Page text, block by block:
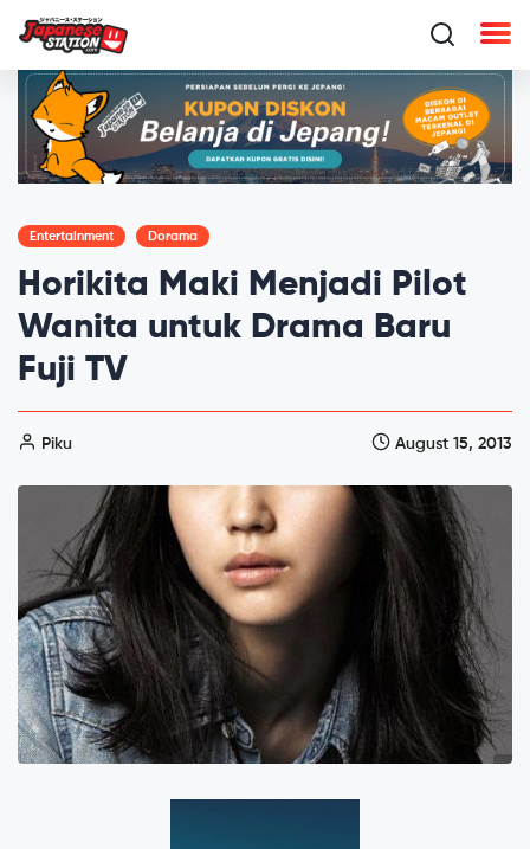
Entertainment Dorama
Horikita Maki Menjadi Pilot
Wanita untuk Drama Baru
Fuji TV
Piku August 15, 2013